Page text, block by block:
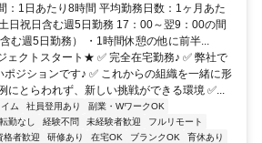
：1日あたり8時間 平均勤務日数：1ヶ月あた
日祝日含む週5日勤務 17：00～翌9：00の間
む週5日勤務） ・1時間休憩の他に前半...
クトスタート★ ✅ 完全在宅勤務♪ ✅ 弊社で
ポジションです♪ ✅ これからの組織を一緒に形
にとらわれず、新しい挑戦ができる環境 ✅...
ム 社員登用あり
副業・WワークOK
転勤なし 経験不問 未経験者歓迎
フルリモート
格者歓迎 研修あり 在宅OK ブランクOK
育休あり